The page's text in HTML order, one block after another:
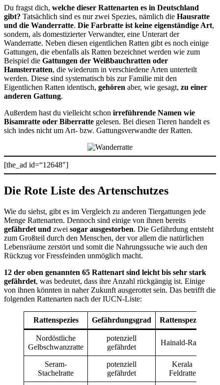
Du fragst dich, welche dieser Rattenarten es in Deutschland
gibt? Tatsächlich sind es nur zwei Spezies, nämlich die Hausratte
und die Wanderratte. Die Farbratte ist keine eigenständige Art,
sondern, als domestizierter Verwandter, eine Unterart der
Wanderratte. Neben diesen eigentlichen Ratten gibt es noch einige
Gattungen, die ebenfalls als Ratten bezeichnet werden wie zum
Beispiel die Gattungen der Weißbauchratten oder
Hamsterratten, die wiederum in verschiedene Arten unterteilt
werden. Diese sind systematisch bis zur Familie mit den
Eigentlichen Ratten identisch, gehören aber, wie gesagt, zu einer
anderen Gattung.
Außerdem hast du vielleicht schon irreführende Namen wie
Bisamratte oder Biberratte gelesen. Bei diesen Tieren handelt es
sich indes nicht um Art- bzw. Gattungsverwandte der Ratten.
[the_ad id=“12648″]
Die Rote Liste des Artenschutzes
Wie du siehst, gibt es im Vergleich zu anderen Tiergattungen jede
Menge Rattenarten. Dennoch sind einige von ihnen bereits
gefährdet und zwei sogar ausgestorben. Die Gefährdung entsteht
zum Großteil durch den Menschen, der vor allem die natürlichen
Lebensräume zerstört und somit die Nahrungssuche wie auch den
Rückzug vor Fressfeinden unmöglich macht.
12 der oben genannten 65 Rattenart sind leicht bis sehr stark
gefährdet, was bedeutet, dass ihre Anzahl rückgängig ist. Einige
von ihnen könnten in naher Zukunft ausgerottet sein. Das betrifft die
folgenden Rattenarten nach der IUCN-Liste:
Rattenspezies Gefährdungsgrad Rattenspezies
Nordöstliche
Gelbschwanzratte
potenziell
gefährdet
Hainald-Ratte
Seram-
Stachelratte
potenziell
gefährdet
Kerala
Feldratte